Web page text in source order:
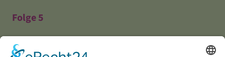
Folge 5
Die Nummer 1 in Datenkompetenz